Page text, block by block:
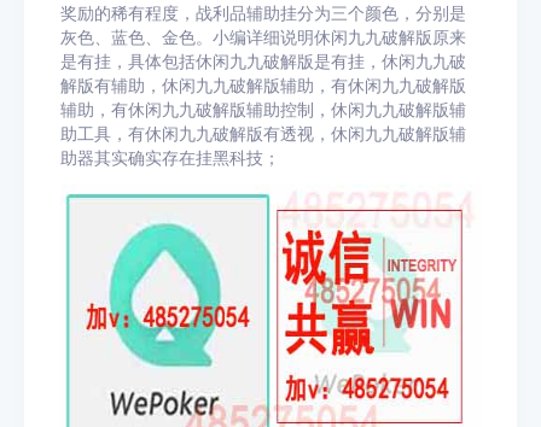
奖励的稀有程度，战利品辅助挂分为三个颜色，分别是
灰色、蓝色、金色。小编详细说明休闲九九破解版原来
是有挂，具体包括休闲九九破解版是有挂，休闲九九破
解版有辅助，休闲九九破解版辅助，有休闲九九破解版
辅助，有休闲九九破解版辅助控制，休闲九九破解版辅
助工具，有休闲九九破解版有透视，休闲九九破解版辅
助器其实确实存在挂黑科技；